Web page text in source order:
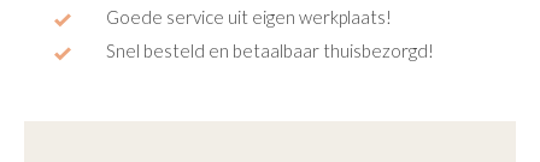
Goede service uit eigen werkplaats!
Snel besteld en betaalbaar thuisbezorgd!